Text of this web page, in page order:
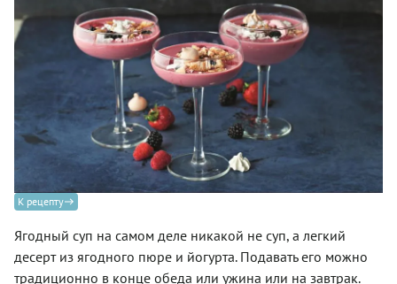
К рецепту
Ягодный суп на самом деле никакой не суп, а легкий
десерт из ягодного пюре и йогурта. Подавать его можно
традиционно в конце обеда или ужина или на завтрак.